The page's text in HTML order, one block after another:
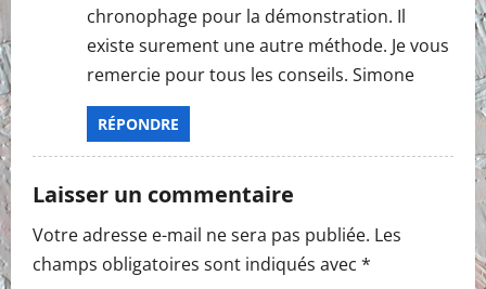
chronophage pour la démonstration. Il
existe surement une autre méthode. Je vous
remercie pour tous les conseils. Simone
RÉPONDRE
Laisser un commentaire
Votre adresse e-mail ne sera pas publiée. Les
champs obligatoires sont indiqués avec *